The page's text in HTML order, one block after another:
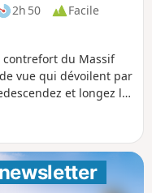
2h 50
Facile
du Massif
vue qui dévoilent par
et longez le